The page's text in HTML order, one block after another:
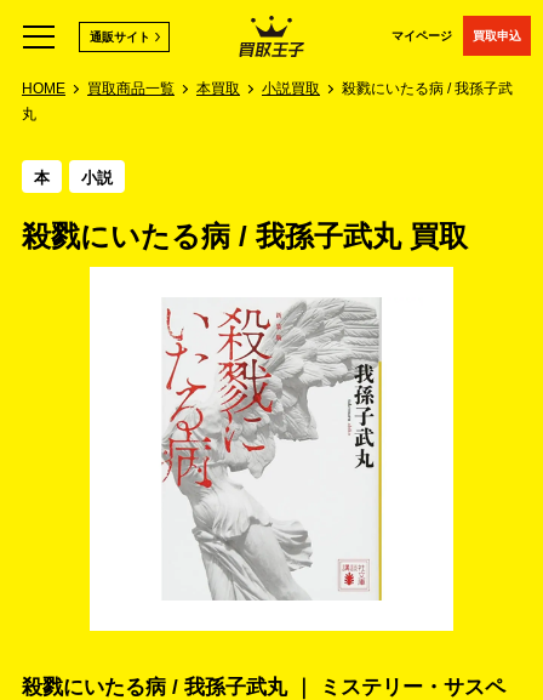
マイページ 買取申込
通販サイト
HOME 買取商品一覧 本買取 小説買取
殺戮にいたる病 / 我孫子武
丸
本 小説
殺戮にいたる病 / 我孫子武丸 買取
殺戮にいたる病 / 我孫子武丸 ｜ ミステリー・サスペ